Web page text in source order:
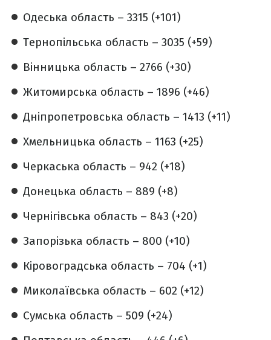
Одеська область – 3315 (+101)
Тернопільська область – 3035 (+59)
Вінницька область – 2766 (+30)
Житомирська область – 1896 (+46)
Дніпропетровська область – 1413 (+11)
Хмельницька область – 1163 (+25)
Черкаська область – 942 (+18)
Донецька область – 889 (+8)
Чернігівська область – 843 (+20)
Запорізька область – 800 (+10)
Кіровоградська область – 704 (+1)
Миколаївська область – 602 (+12)
Сумська область – 509 (+24)